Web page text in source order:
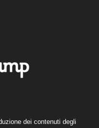
dei contenuti degli